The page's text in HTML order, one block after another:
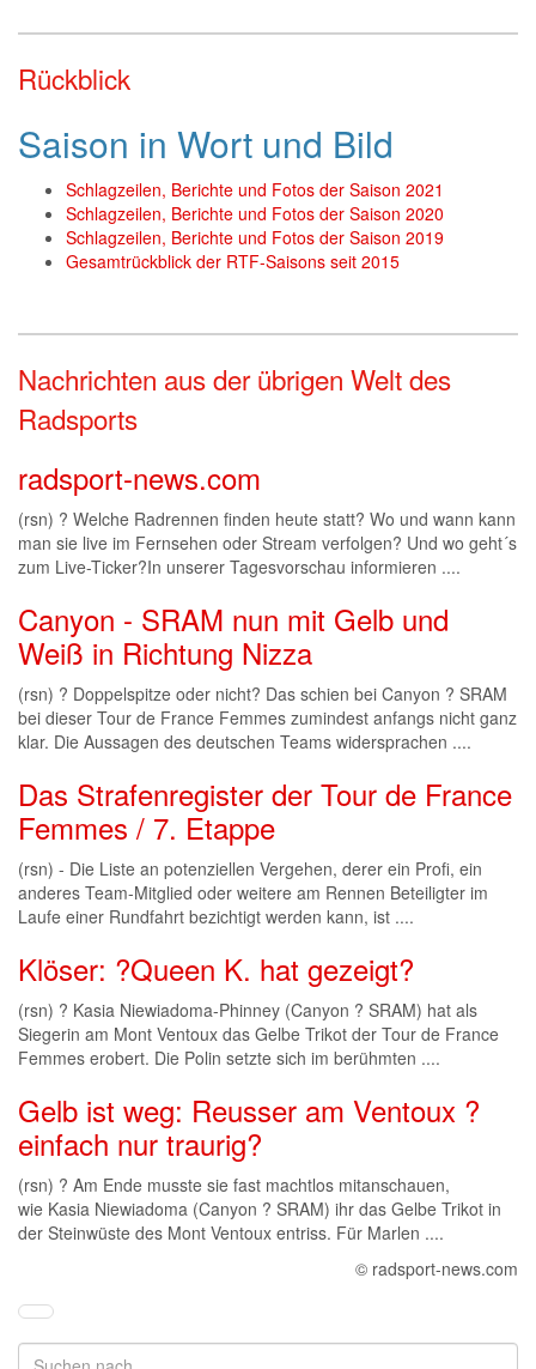
Rückblick
Saison in Wort und Bild
Schlagzeilen, Berichte und Fotos der Saison 2021
Schlagzeilen, Berichte und Fotos der Saison 2020
Schlagzeilen, Berichte und Fotos der Saison 2019
Gesamtrückblick der RTF-Saisons seit 2015
Nachrichten aus der übrigen Welt des
Radsports
radsport-news.com
(rsn) ? Welche Radrennen finden heute statt? Wo und wann kann
man sie live im Fernsehen oder Stream verfolgen? Und wo geht´s
zum Live-Ticker?In unserer Tagesvorschau informieren ....
Canyon - SRAM nun mit Gelb und
Weiß in Richtung Nizza
(rsn) ? Doppelspitze oder nicht? Das schien bei Canyon ? SRAM
bei dieser Tour de France Femmes zumindest anfangs nicht ganz
klar. Die Aussagen des deutschen Teams widersprachen ....
Das Strafenregister der Tour de France
Femmes / 7. Etappe
(rsn) - Die Liste an potenziellen Vergehen, derer ein Profi, ein
anderes Team-Mitglied oder weitere am Rennen Beteiligter im
Laufe einer Rundfahrt bezichtigt werden kann, ist ....
Klöser: ?Queen K. hat gezeigt?
(rsn) ? Kasia Niewiadoma-Phinney (Canyon ? SRAM) hat als
Siegerin am Mont Ventoux das Gelbe Trikot der Tour de France
Femmes erobert. Die Polin setzte sich im berühmten ....
Gelb ist weg: Reusser am Ventoux ?
einfach nur traurig?
(rsn) ? Am Ende musste sie fast machtlos mitanschauen,
wie Kasia Niewiadoma (Canyon ? SRAM) ihr das Gelbe Trikot in
der Steinwüste des Mont Ventoux entriss. Für Marlen ....
© radsport-news.com